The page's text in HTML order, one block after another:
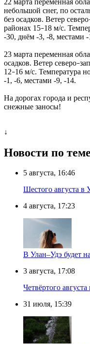
небольшой снег, по
без осадков. Ветер северо
районах 15–18 м/с.
-30, днём -3, -8, местами -
23 марта переменная
осадков. Ветер северо–
12–16 м/с. Температура
-1, -6, местами -9, -14.
На дорогах города и
снежные заносы!
↓
Новости по теме
5 августа, 16:46
Шестого августа в
4 августа, 17:23
В Улан–Удэ будет
3 августа, 17:08
Четвёртого
31 июля, 15:39